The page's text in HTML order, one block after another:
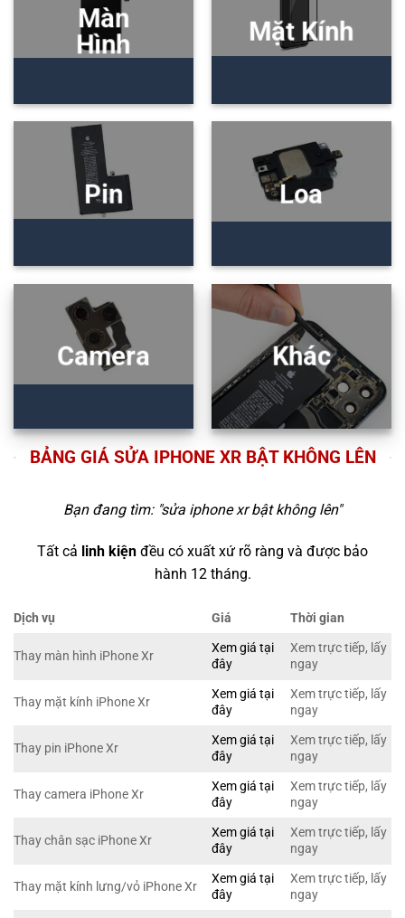
Màn
Hình
Mặt Kính
Pin Loa
Camera Khác
BẢNG GIÁ SỬA IPHONE XR BẬT KHÔNG LÊN
Bạn đang tìm: "sửa iphone xr bật không lên"
Tất cả linh kiện đều có xuất xứ rõ ràng và được bảo
hành 12 tháng.
Dịch vụ Giá Thời gian
Thay màn hình iPhone Xr
Xem giá tại
đây
Xem trực tiếp, lấy
ngay
Thay mặt kính iPhone Xr
Xem giá tại
đây
Xem trực tiếp, lấy
ngay
Thay pin iPhone Xr
Xem giá tại
đây
Xem trực tiếp, lấy
ngay
Thay camera iPhone Xr
Xem giá tại
đây
Xem trực tiếp, lấy
ngay
Thay chân sạc iPhone Xr
Xem giá tại
đây
Xem trực tiếp, lấy
ngay
Thay mặt kính lưng/vỏ iPhone Xr
Xem giá tại
đây
Xem trực tiếp, lấy
ngay